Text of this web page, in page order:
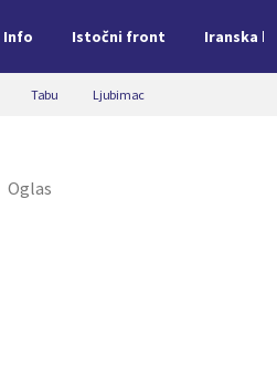
Info Istočni front Iranska
Tabu Ljubimac